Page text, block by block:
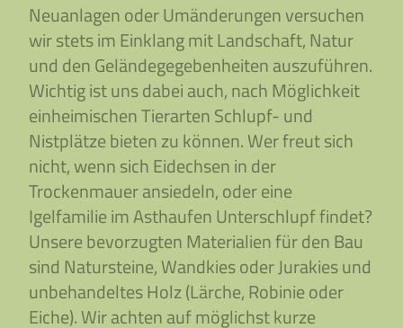
Neuanlagen oder Umänderungen versuchen
wir stets im Einklang mit Landschaft, Natur
und den Geländegegebenheiten auszuführen.
Wichtig ist uns dabei auch, nach Möglichkeit
einheimischen Tierarten Schlupf- und
Nistplätze bieten zu können. Wer freut sich
nicht, wenn sich Eidechsen in der
Trockenmauer ansiedeln, oder eine
Igelfamilie im Asthaufen Unterschlupf findet?
Unsere bevorzugten Materialien für den Bau
sind Natursteine, Wandkies oder Jurakies und
unbehandeltes Holz (Lärche, Robinie oder
Eiche). Wir achten auf möglichst kurze